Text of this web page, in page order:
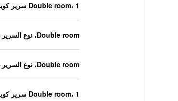
Double room، 1 سرير كوين
Double room، نوع السرير غير معروف
Double room، نوع السرير غير معروف
Double room، 1 سرير كوين